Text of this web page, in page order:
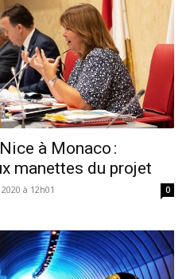
à Monaco :
manettes du projet
à 12h01 0